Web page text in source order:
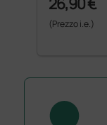
(Prezzo i.e.)